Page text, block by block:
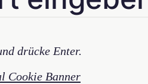
drücke Enter.
Cookie Banner